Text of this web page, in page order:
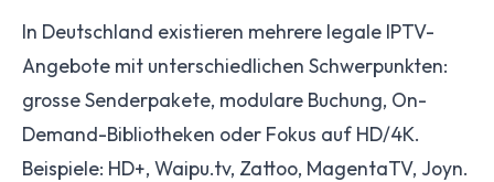
In Deutschland existieren mehrere legale IPTV-
Angebote mit unterschiedlichen Schwerpunkten:
grosse Senderpakete, modulare Buchung, On-
Demand-Bibliotheken oder Fokus auf HD/4K.
Beispiele: HD+, Waipu.tv, Zattoo, MagentaTV, Joyn.